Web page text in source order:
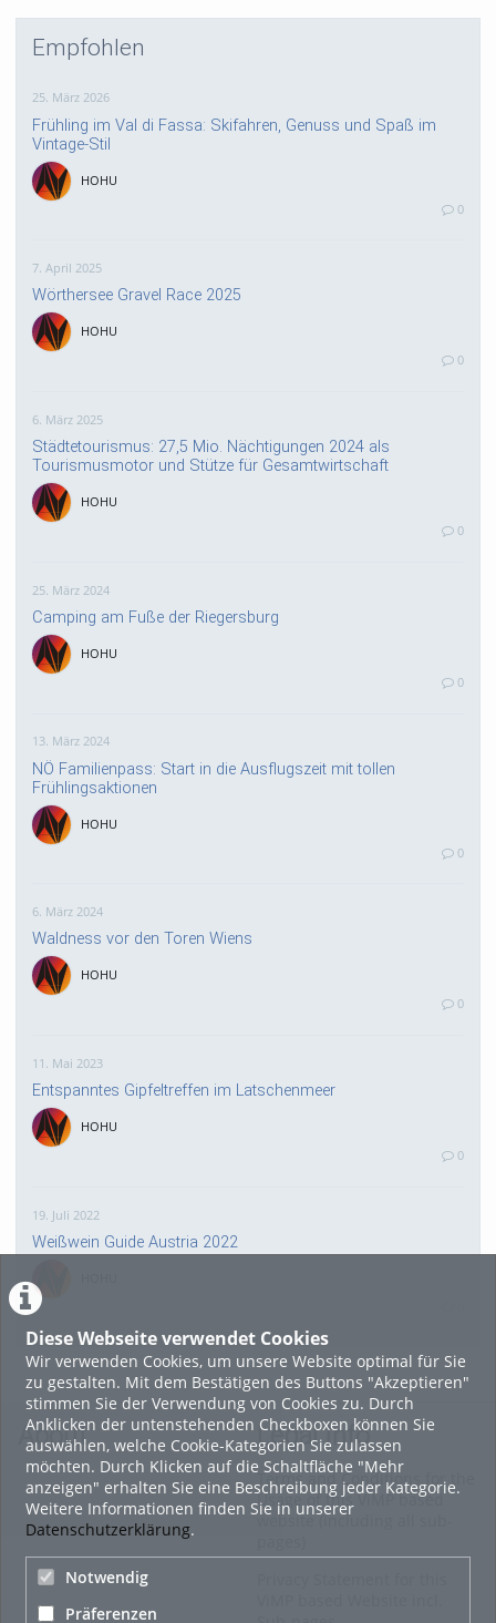
Diese Webseite verwendet Cookies
Wir verwenden Cookies, um unsere Website optimal für Sie
zu gestalten. Mit dem Bestätigen des Buttons "Akzeptieren"
stimmen Sie der Verwendung von Cookies zu. Durch
Anklicken der untenstehenden Checkboxen können Sie
auswählen, welche Cookie-Kategorien Sie zulassen
möchten. Durch Klicken auf die Schaltfläche "Mehr
anzeigen" erhalten Sie eine Beschreibung jeder Kategorie.
Weitere Informationen finden Sie in unserer
Datenschutzerklärung.
Notwendig
Präferenzen
Empfohlen
25. März 2026
Frühling im Val di Fassa: Skifahren, Genuss und Spaß im
Vintage-Stil
HOHU
0
7. April 2025
Wörthersee Gravel Race 2025
HOHU
0
6. März 2025
Städtetourismus: 27,5 Mio. Nächtigungen 2024 als
Tourismusmotor und Stütze für Gesamtwirtschaft
HOHU
0
25. März 2024
Camping am Fuße der Riegersburg
HOHU
0
13. März 2024
NÖ Familienpass: Start in die Ausflugszeit mit tollen
Frühlingsaktionen
HOHU
0
6. März 2024
Waldness vor den Toren Wiens
HOHU
0
11. Mai 2023
Entspanntes Gipfeltreffen im Latschenmeer
HOHU
0
19. Juli 2022
Weißwein Guide Austria 2022
16. Mai 2022
neuer Test-Newsbeitrag
HOHU
9. Mai 2022
¨Haager Lies reloaded“ - der neue Top-Radweg in OÖ
verbindet
About Legal Info
Terms and Conditions for the
Usage of this ViMP based
website (including all sub-